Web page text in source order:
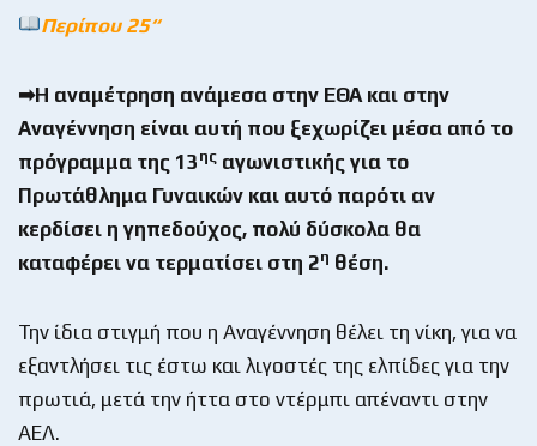
Περίπου 25“
➡Η αναμέτρηση ανάμεσα στην ΕΘΑ και στην
Αναγέννηση είναι αυτή που ξεχωρίζει μέσα από το
πρόγραμμα της 13 ης αγωνιστικής για το
Πρωτάθλημα Γυναικών και αυτό παρότι αν
κερδίσει η γηπεδούχος, πολύ δύσκολα θα
καταφέρει να τερματίσει στη 2η θέση.
Την ίδια στιγμή που η Αναγέννηση θέλει τη νίκη, για να
εξαντλήσει τις έστω και λιγοστές της ελπίδες για την
πρωτιά, μετά την ήττα στο ντέρμπι απέναντι στην
ΑΕΛ.